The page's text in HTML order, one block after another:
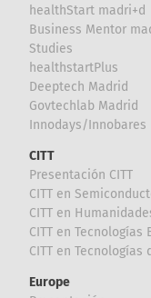
healthStart madri+d
Business Mentor
Studies
healthstartPlus
Deeptech Madrid
Govtechlab Madrid
Innodays/Innobares
CITT
Presentación CITT
CITT en
CITT en
CITT en
CITT en Tecnologías
Europe